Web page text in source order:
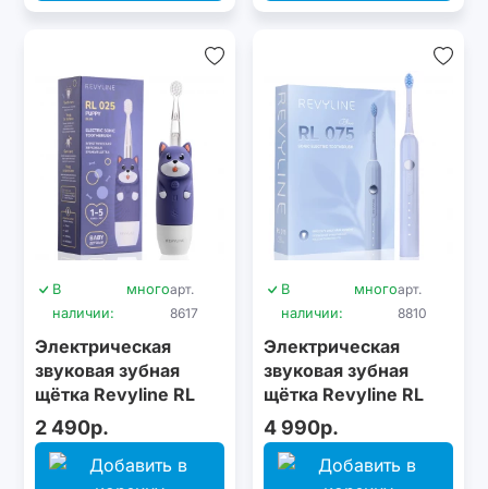
В
наличии:
многоарт.
8617
Электрическая
звуковая зубная
щётка Revyline RL
025 Baby Puppy, Blue
2 490р.
В
наличии:
многоарт.
8810
Электрическая
звуковая зубная
щётка Revyline RL
075 Blue
4 990р.